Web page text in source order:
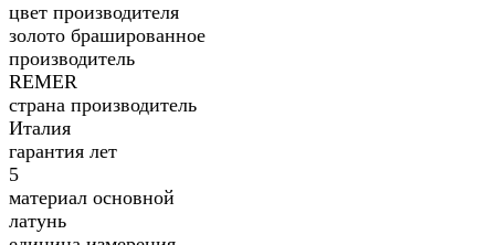
цвет производителя
золото брашированное
производитель
REMER
страна производитель
Италия
гарантия лет
5
материал основной
латунь